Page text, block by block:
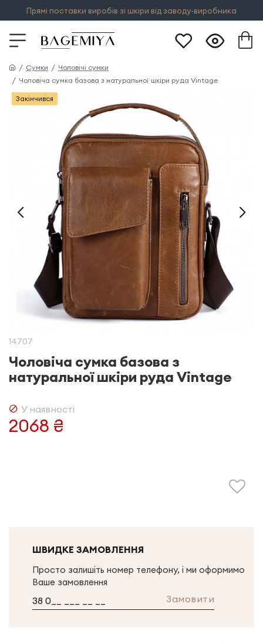
Прямі поставки виробів зі шкіри від заводу-виробника
Сумки
Чоловічі сумки
Чоловіча сумка базова з натуральної шкіри руда Vintage
Закінчився
14707
Чоловіча сумка базова з
натуральної шкіри руда Vintage
2068 ₴
У наявності
ШВИДКЕ ЗАМОВЛЕННЯ
Просто залишіть номер телефону, і ми оформимо
Ваше замовлення
Замовити